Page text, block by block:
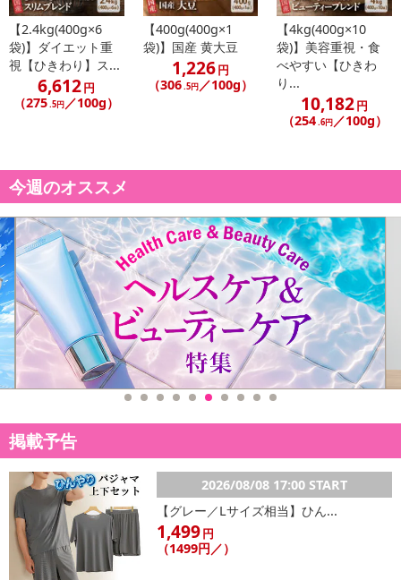
もち品種の赤米、黒米、緑米と特別製法で作り上げた発芽玄米をブ
レンド致しました。
味・香り・触感・彩どれをとっても逸品です！！
・賞味期限：製造日より365日
・原産国（最終加工地）：日本
【2.4kg(400g×6
袋)】ダイエット重
視【ひきわり】ス...
6,612円
（275.5円／100g）
【400g(400g×1
袋)】国産 黄大豆
1,226円
（306.5円／100g）
【4kg(400g×10
袋)】美容重視・食
べやすい【ひきわ
り...
10,182円
（254.6円／100g）
今週のオススメ
掲載予告
2026/08/08 17:00 START
【グレー／Lサイズ相当】ひん...
1,499円
（1499円／）